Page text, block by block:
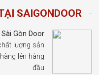
SAIGONDOOR
Sài Gòn Door
lượng sản
lên hàng
đầu